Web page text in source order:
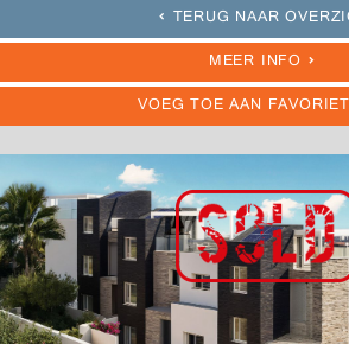
TERUG NAAR
MEER INFO
VOEG TOE AAN